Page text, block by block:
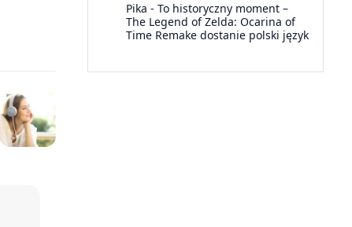
Pika - To historyczny moment –
The Legend of Zelda: Ocarina of
Time Remake dostanie polski język